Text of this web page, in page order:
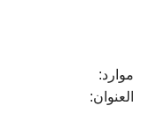
موارد:
العنوان: